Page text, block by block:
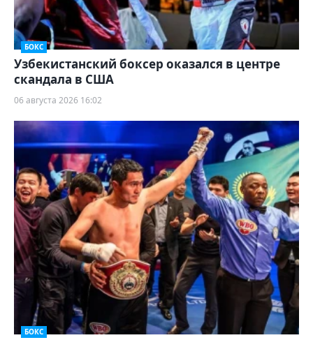
БОКС
Узбекистанский боксер оказался в центре
скандала в США
06 августа 2026 16:02
БОКС